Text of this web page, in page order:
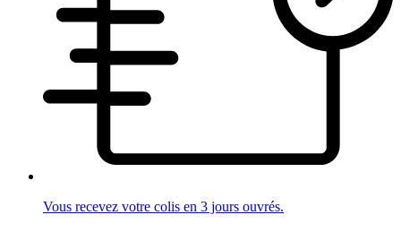
Vous recevez votre colis en 3 jours ouvrés.